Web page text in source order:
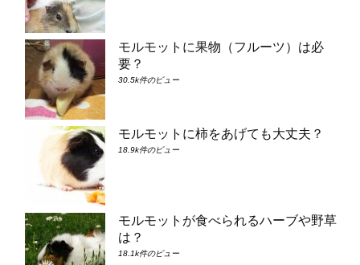
モルモットに果物（フルーツ）は必
要？
30.5k件のビュー
モルモットに柿をあげても大丈夫？
18.9k件のビュー
モルモットが食べられるハーブや野草
は？
18.1k件のビュー